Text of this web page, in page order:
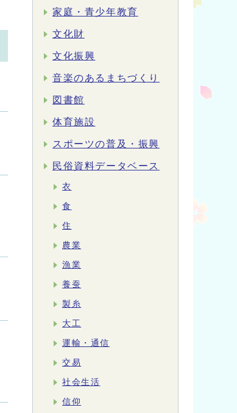
家庭・青少年教育
文化財
文化振興
音楽のあるまちづくり
図書館
体育施設
スポーツの普及・振興
民俗資料データベース
衣
食
住
農業
漁業
養蚕
製糸
大工
運輸・通信
交易
社会生活
信仰